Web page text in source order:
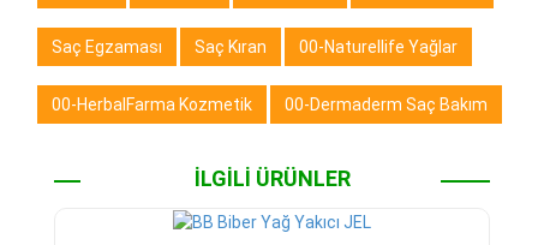
Saç Egzaması Saç Kıran 00-Naturellife Yağlar
00-HerbalFarma Kozmetik 00-Dermaderm Saç Bakım
İLGİLİ ÜRÜNLER